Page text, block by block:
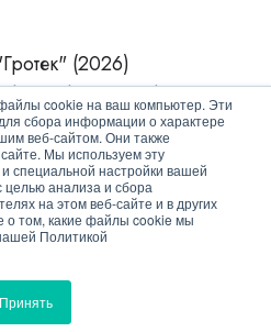
cookie на ваш компьютер. Эти
сбора информации о характере
веб-сайтом. Они также
Мы используем эту
специальной настройки вашей
целью анализа и сбора
на этом веб-сайте и в других
о том, какие файлы cookie мы
Политикой
Принять
(2026)
|Журнал|О нас
персональных данных